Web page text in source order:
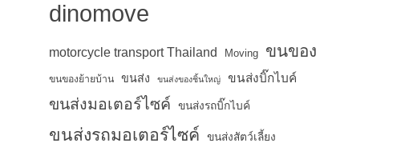
dinomove
motorcycle transport Thailand Moving ขนของ
ขนของย้ายบ้าน ขนส่ง ขนส่งของชิ้นใหญ่ ขนส่งบิ๊กไบค์
ขนส่งมอเตอร์ไซค์ ขนส่งรถบิ๊กไบค์
ขนส่งรถมอเตอร์ไซค์ ขนส่งสัตว์เลี้ยง